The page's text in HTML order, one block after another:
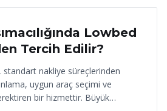
Lowbed
Tercih Edilir?
standart nakliye süreçlerinden
uygun araç seçimi ve
bir hizmettir. Büyük…